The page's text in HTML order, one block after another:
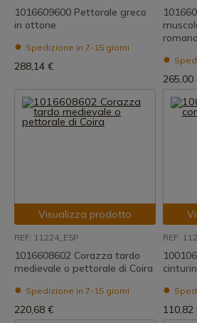
1016609600 Pettorale greco
in ottone
Spedizione in 7-15 giorni
288,14 €
romano
265,00
Visualizza prodotto
REF: 11224_ESP
1016608602 Corazza tardo
medievale o pettorale di Coira
Spedizione in 7-15 giorni
220,68 €
REF:
110,82